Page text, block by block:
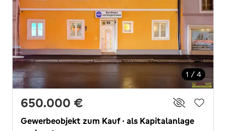
1 / 4
650.000 €
Gewerbeobjekt zum Kauf · als Kapitalanlage